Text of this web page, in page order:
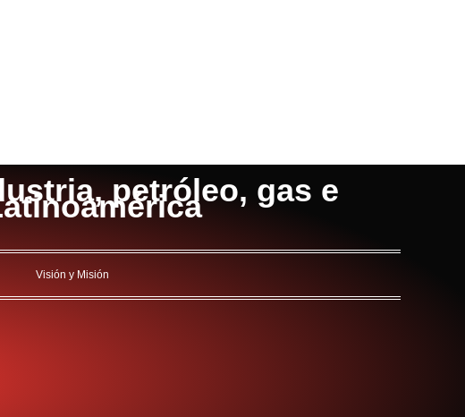
petróleo, gas e
Visión y Misión